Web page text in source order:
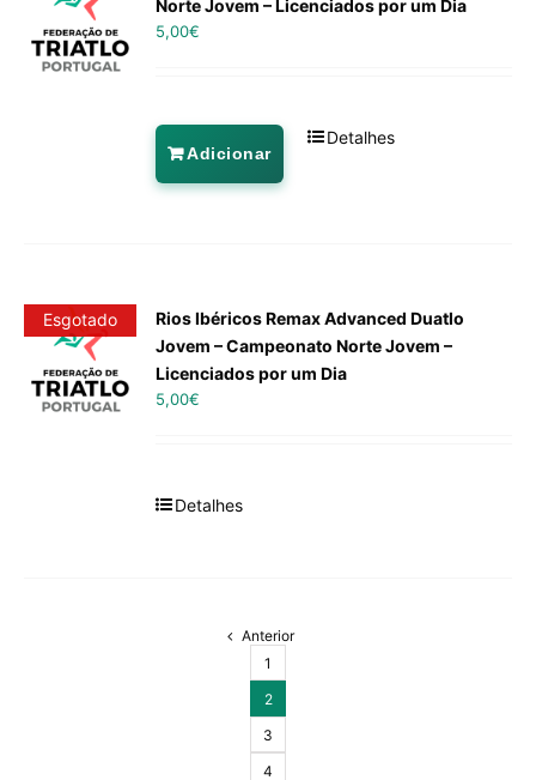
Norte Jovem – Licenciados por um Dia
5,00€
Adicionar
Detalhes
Esgotado
Rios Ibéricos Remax Advanced Duatlo
Jovem – Campeonato Norte Jovem –
Licenciados por um Dia
5,00€
Detalhes
Anterior
1
2
3
4